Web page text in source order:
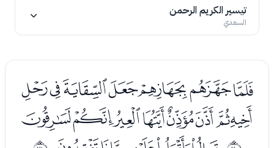
تيسير الكريم الرحمن
السعدي
ﭑﭒﭓﭔﭕﭖﭗ
ﭘﭙﭚﭛﭜﭝﭞﭟ